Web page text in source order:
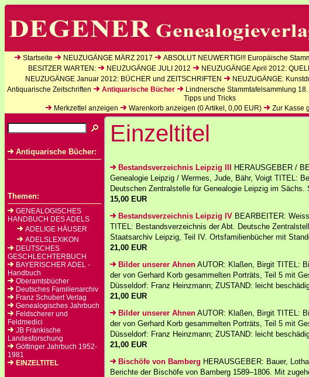
Startseite NEUZUGÄNGE MÄRZ 2017 ABSOLUT NEUWERTIG!!! Europäische
BESITZER WARTEN:
NEUZUGÄNGE JULI 2012
NEUZUGÄNGE April 2012:
NEUZUGÄNGE Januar 2012: BÜCHER und ZEITSCHRIFTEN
NEUZUGÄNGE:
Antiquarische Zeitschriften
Antiquarische Bücher Lindnersche Stammtafelsammlung 18.
Tipps und Tricks
Merkzettel anzeigen
Warenkorb anzeigen (0Artikel, 0,00 EUR) Zur Kasse
Antiquarische Bücher:
Themen:
GENEALOGISCHES
HANDBUCH DES ADELS
ADELIGE HÄUSER
ADELSLEXIKON
DEUTSCHES
GESCHLECHTERBUCH
BAYERISCHER ADEL -
Handbuch
Oberamtsbücher
Deutsches Familienarchiv
Franz Schubert Verlag
Genealogisches Jahrbuch
Feldscherer und
Feldmedici
JB Fränkische
Landesforschung
Göttinger Jahrbuch 1952-
1981
EINZELTITEL
Einzeltitel
Bestandsverzeichnis Leipzig III
HERAUSGEBER /
Genealogie Leipzig / Wermes, Jude, Bähr, Voigt TITEL:
Deutschen Zentralstelle für Genealogie Leipzig im Sächs.
15,00 EUR
Bestandsverzeichnis Leipzig IV BEARBEITER:
TITEL: Bestandsverzeichnis der Abt. Deutsche
Staatsarchiv Leipzig, Teil IV. Ortsfamilienbücher mit
21,00 EUR
Bilder unserer Ahnen AUTOR: Klaßen, Birgit TITEL:
der von Gerhard Korb gesammelten Porträts, Teil 5 mit
Düsseldorf: Franz Heinzmann; ZUSTAND: leicht
21,00 EUR
Bilder unserer Ahnen AUTOR: Klaßen, Birgit TITEL:
der von Gerhard Korb gesammelten Porträts, Teil 5 mit
Düsseldorf: Franz Heinzmann; ZUSTAND: leicht
21,00 EUR
Bischöfe von Bamberg HERAUSGEBER: Bauer,
Berichte der Bischöfe von Bamberg 1589–1806. Mit